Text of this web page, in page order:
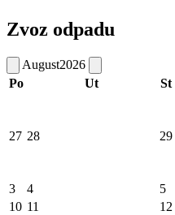
Zvoz odpadu
August2026
Po
Ut St
27 28 29
3 4 5
10 11 12